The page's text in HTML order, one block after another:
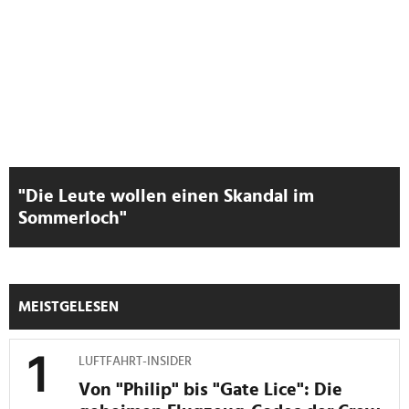
"Die Leute wollen einen Skandal im
Sommerloch"
MEISTGELESEN
LUFTFAHRT-INSIDER
Von "Philip" bis "Gate Lice": Die